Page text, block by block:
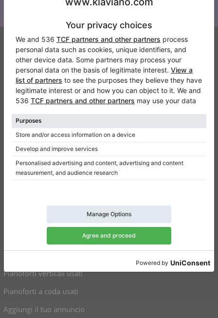
Klaviano
FAQ
Contatto
Chi siamo
Scrivi una recensione
Regolamento
Politica della privacy
Pianoforti verticali in vendita
Pianoforti verticali usati
Pianoforti a coda usati
Aggiungi il tuo annuncio